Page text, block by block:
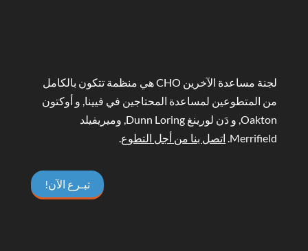
لجنة مساعدة الآخرين CHO هي منظمة تتكون بالكامل
من المتطوعين لمساعدة المحتاجين في فيينا, و أوكتون
Oakton, و دَن لورينغ Dunn Loring, وميريفيلد
Merrifield. اتصل بنا من أجل التطوع.
تبـرع الآن!